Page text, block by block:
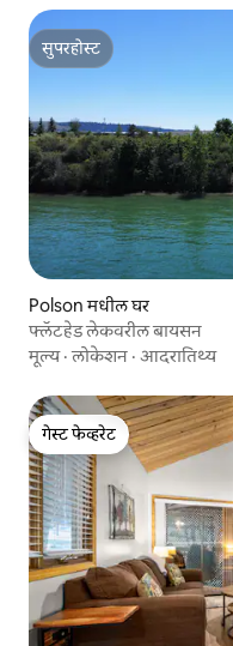
सुपरहोस्ट
सुपरहोस्ट
Polson मधील घर
फ्लॅटहेड लेकवरील बायसन
मूल्य·लोकेशन · आदरातिथ्य
गेस्ट फेव्हरेट
गेस्ट फेव्हरेट